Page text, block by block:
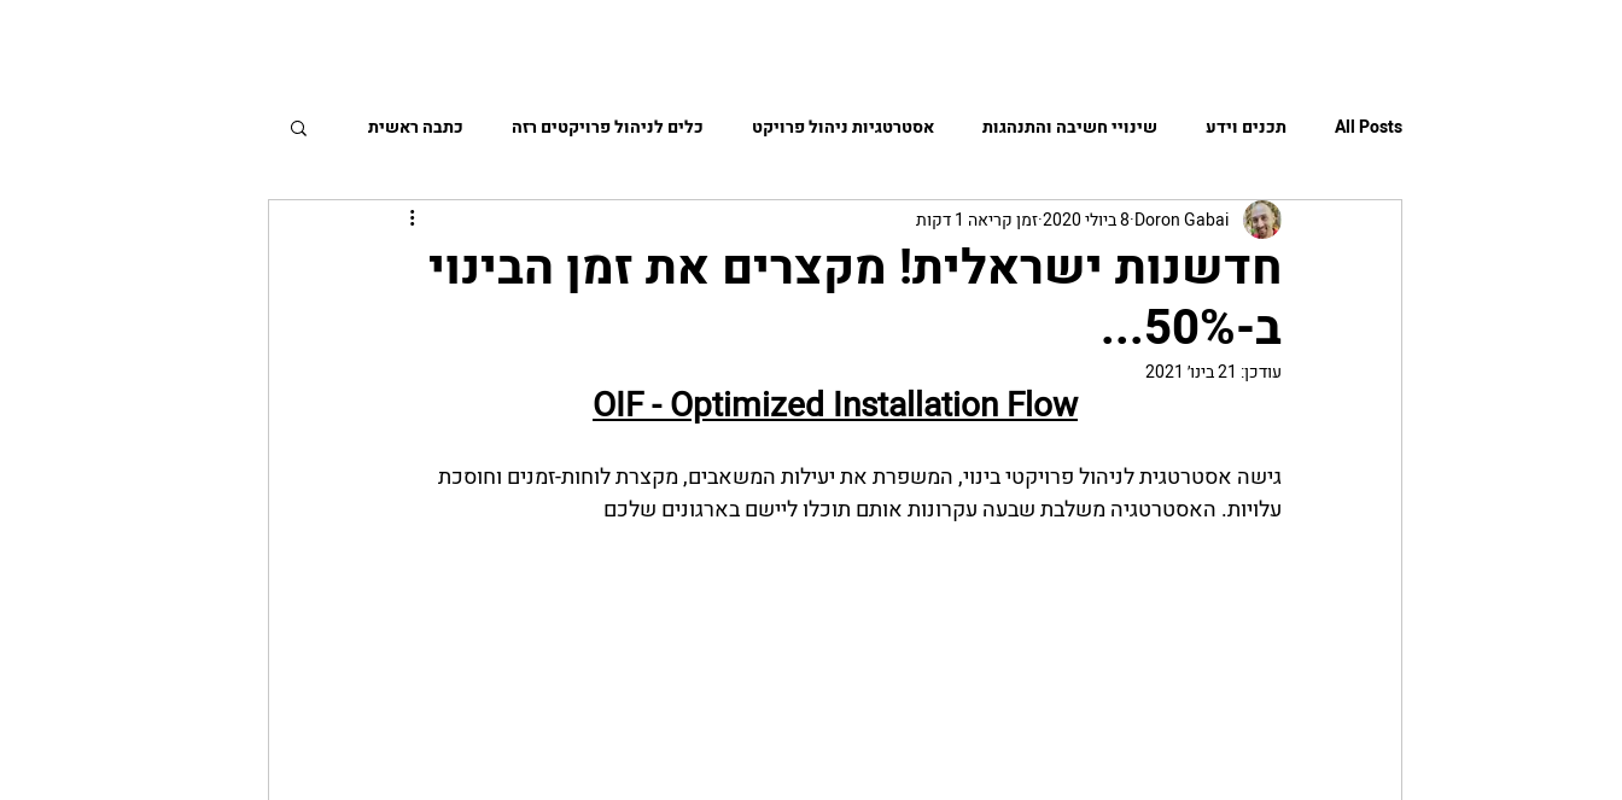
All Posts תכנים וידע שינויי חשיבה והתנהגות אסטרטגיות ניהול פרויקט כלים לניהול פרויקטים רזה כתבה ראשית
חדשנות ישראלית! מקצרים את זמן הבינוי
ב-50%...
Doron Gabai 8 ביולי 2020 זמן קריאה 1 דקות
עודכן: 21 בינו׳ 2021
OIF - Optimized Installation Flow
גישה אסטרטגית לניהול פרויקטי בינוי, המשפרת את יעילות המשאבים, מקצרת לוחות-זמנים וחוסכת
עלויות. האסטרטגיה משלבת שבעה עקרונות אותם תוכלו ליישם בארגונים שלכם